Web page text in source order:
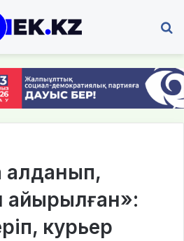
алданып,
айырылған»:
курьер